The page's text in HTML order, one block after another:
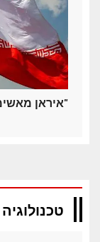
איראן מאשימה את ארה"ב ב"פיראטיות"
טכנולוגיה